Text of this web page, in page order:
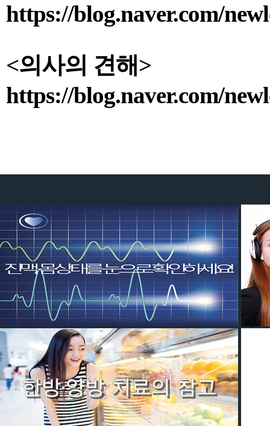
https://blog.naver.com/
<의사의 견해​>
https://blog.naver.com/